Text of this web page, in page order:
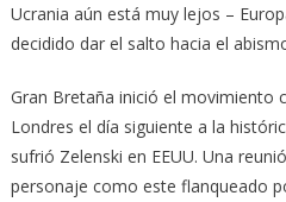
Ucrania aún está muy lejos –
decidido dar el salto hacia el
Gran Bretaña inició el movimiento
Londres el día siguiente a la
sufrió Zelenski en EEUU. Una
personaje como este flanqueado